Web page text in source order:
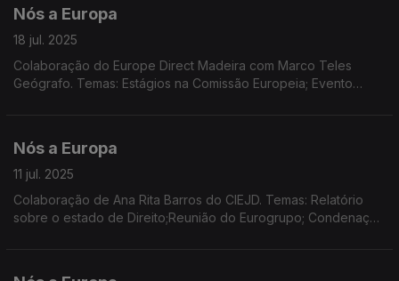
Nós a Europa
18 jul. 2025
Colaboração do Europe Direct Madeira com Marco Teles
Geógrafo. Temas: Estágios na Comissão Europeia; Evento
Nós a Europa
11 jul. 2025
Colaboração de Ana Rita Barros do CIEJD. Temas: Relatório
sobre o estado de Direito;Reunião do Eurogrupo; Condenação